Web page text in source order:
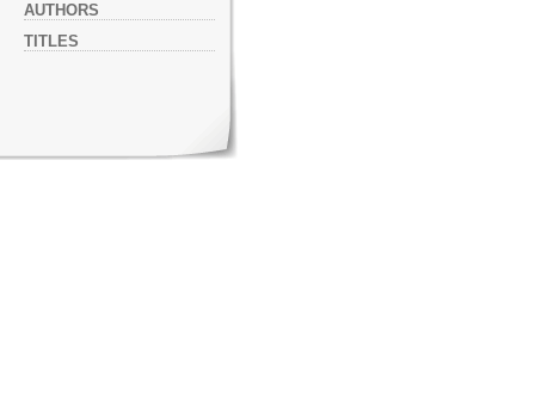
AUTHORS
TITLES